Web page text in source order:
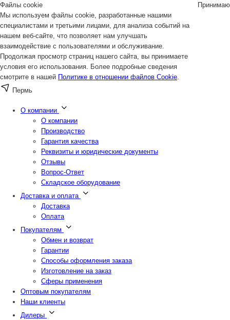
Файлы cookie
Мы используем файлы cookie, разработанные нашими
специалистами и третьими лицами, для анализа событий на
нашем веб-сайте, что позволяет нам улучшать
взаимодействие с пользователями и обслуживание.
Продолжая просмотр страниц нашего сайта, вы принимаете
условия его использования. Более подробные сведения
смотрите в нашей Политике в отношении файлов Cookie.
Принимаю
Пермь
О компании
О компании
Производство
Гарантия качества
Реквизиты и юридические документы
Отзывы
Вопрос-Ответ
Складское оборудование
Доставка и оплата
Доставка
Оплата
Покупателям
Обмен и возврат
Гарантии
Способы оформления заказа
Изготовление на заказ
Сферы применения
Оптовым покупателям
Наши клиенты
Дилеры